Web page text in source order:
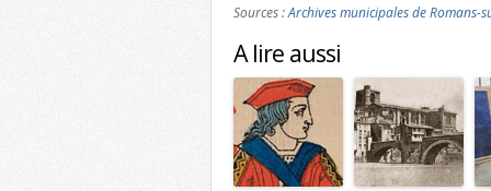
Sources :Archives municipales de Romans-
A lire aussi